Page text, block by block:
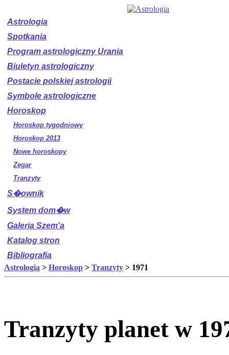
Astrologia
Spotkania
Program astrologiczny Urania
Biuletyn astrologiczny
Postacie polskiej astrologii
Symbole astrologiczne
Horoskop
Horoskop tygodniowy
Horoskop 2013
Nowe horoskopy
Zegar
Tranzyty
S�ownik
System dom�w
Galeria Szem'a
Katalog stron
Bibliografia
Astrologia > Horoskop > Tranzyty > 1971
Tranzyty planet w